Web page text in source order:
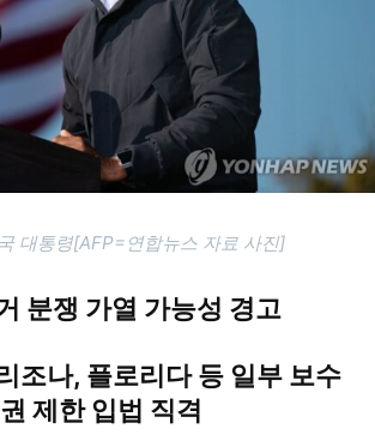
대통령[AFP=연합뉴스 자료 사진]
분쟁 가열 가능성 경고
조나, 플로리다 등 일부 보수
제한 입법 직격